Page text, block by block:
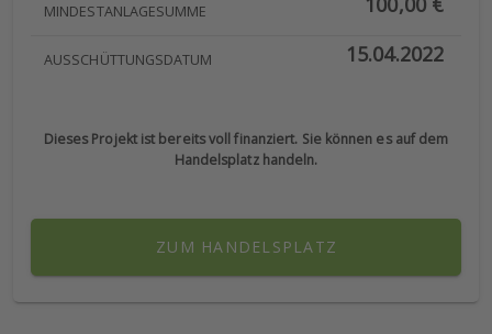
MINDESTANLAGESUMME
AUSSCHÜTTUNGSDATUM 15.04.2022
Dieses Projekt ist bereits voll finanziert. Sie können es auf dem
Handelsplatz handeln.
ZUM HANDELSPLATZ